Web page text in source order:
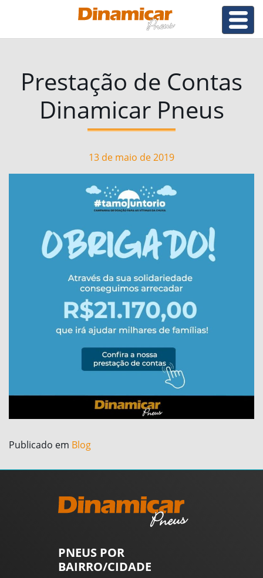
Prestação de Contas
Dinamicar Pneus
13 de maio de 2019
Publicado em Blog
PNEUS POR
BAIRRO/CIDADE